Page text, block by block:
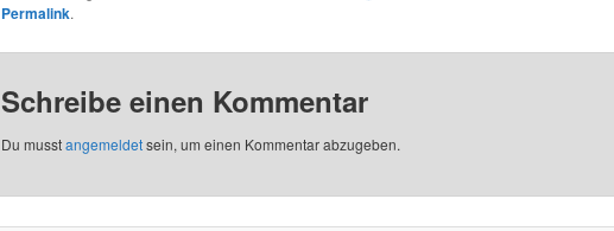
Permalink.
Schreibe einen Kommentar
Du musstangemeldetsein, um einen Kommentar abzugeben.